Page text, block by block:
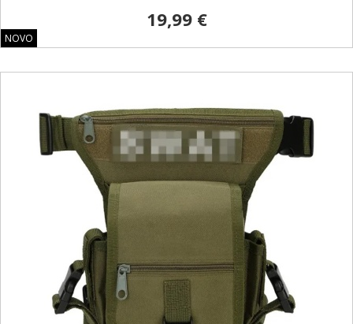
NOVO
19,99 €